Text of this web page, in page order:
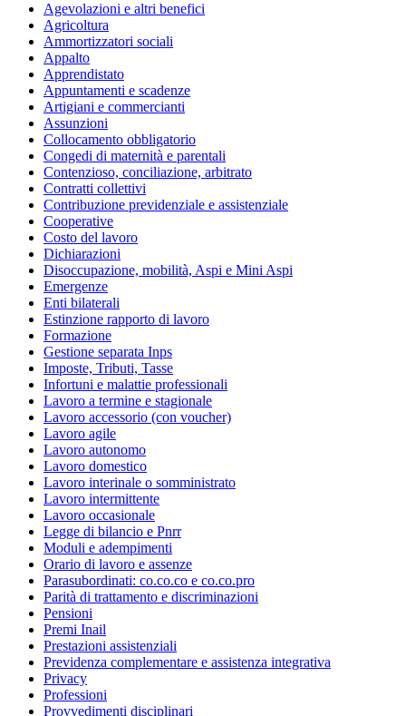
Agevolazioni e altri benefici
Agricoltura
Ammortizzatori sociali
Appalto
Apprendistato
Appuntamenti e scadenze
Artigiani e commercianti
Assunzioni
Collocamento obbligatorio
Congedi di maternità e parentali
Contenzioso, conciliazione, arbitrato
Contratti collettivi
Contribuzione previdenziale e assistenziale
Cooperative
Costo del lavoro
Dichiarazioni
Disoccupazione, mobilità, Aspi e Mini Aspi
Emergenze
Enti bilaterali
Estinzione rapporto di lavoro
Formazione
Gestione separata Inps
Imposte, Tributi, Tasse
Infortuni e malattie professionali
Lavoro a termine e stagionale
Lavoro accessorio (con voucher)
Lavoro agile
Lavoro autonomo
Lavoro domestico
Lavoro interinale o somministrato
Lavoro intermittente
Lavoro occasionale
Legge di bilancio e Pnrr
Moduli e adempimenti
Orario di lavoro e assenze
Parasubordinati: co.co.co e co.co.pro
Parità di trattamento e discriminazioni
Pensioni
Premi Inail
Prestazioni assistenziali
Previdenza complementare e assistenza integrativa
Privacy
Professioni
Provvedimenti disciplinari